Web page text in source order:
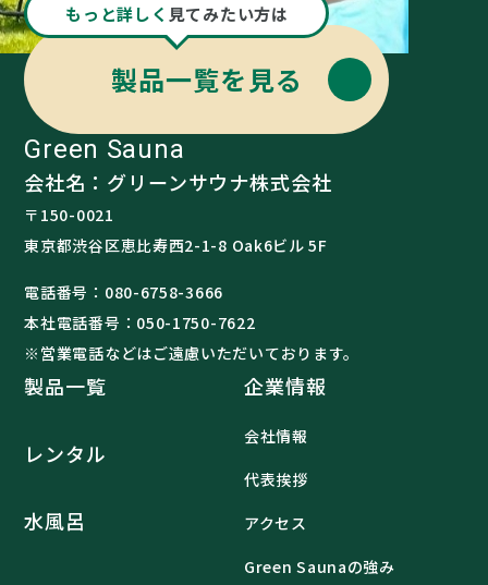
もっと詳しく 見てみたい方は
製品一覧を見る
Green Sauna
会社名：グリーンサウナ株式会社
〒150-0021
東京都渋谷区恵比寿西2-1-8 Oak6ビル 5F
電話番号： 080-6758-3666
本社電話番号： 050-1750-7622
※営業電話などはご遠慮いただいております。
製品一覧
レンタル
水風呂
企業情報
会社情報
代表挨拶
アクセス
Green Saunaの強み